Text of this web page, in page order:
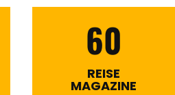
60
REISE
MAGAZINE